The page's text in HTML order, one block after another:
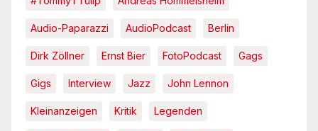
Audio-Paparazzi AudioPodcast Berlin
Dirk Zöllner Ernst Bier FotoPodcast Gags
Gigs Interview Jazz John Lennon
Kleinanzeigen Kritik Legenden